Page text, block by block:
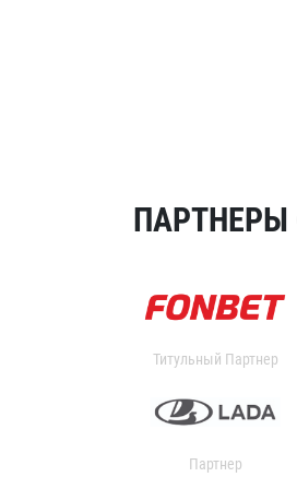
ПАРТНЕРЫ
Титульный Партнер
Партнер